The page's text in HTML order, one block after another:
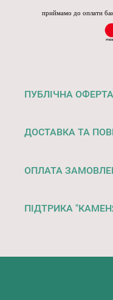
приймамо до оплати
ПУБЛІЧНА ОФЕРТА
ДОСТАВКА ТА
ОПЛАТА
ПІДТРИКА